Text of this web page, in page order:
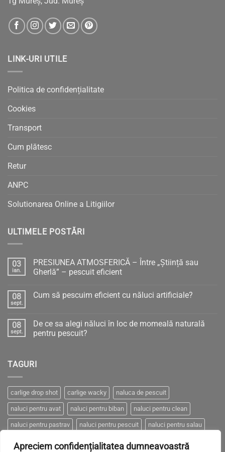
Apreciem confidențialitatea dumneavoastră
LINK-URI UTILE
Politica de confidențialitate
Cookies
Transport
Cum plătesc
Retur
ANPC
Solutionarea Online a Litigiilor
ULTIMELE POSTĂRI
03
ian.
PRESIUNEA ATMOSFERICĂ – Între „Știință sau
Gherlă” – pescuit eficient
la
Între
„Știință
sau
eficient
08
sept.
Cum să pescuim eficient cu năluci artificiale?
Cum
să
pescuim
artificiale?
08
sept.
De ce sa alegi năluci în loc de momeală naturală
pentru pescuit?
De
năluci
în
loc
de
momeală
naturală
pentru
TAGURI
carlige drop shot carlige wacky naluca de pescuit
naluci pentru avat naluci pentru biban naluci pentru clean
naluci pentru pastrav naluci pentru pescuit naluci pentru salau
naluci pentru somn naluci pentru stiuca